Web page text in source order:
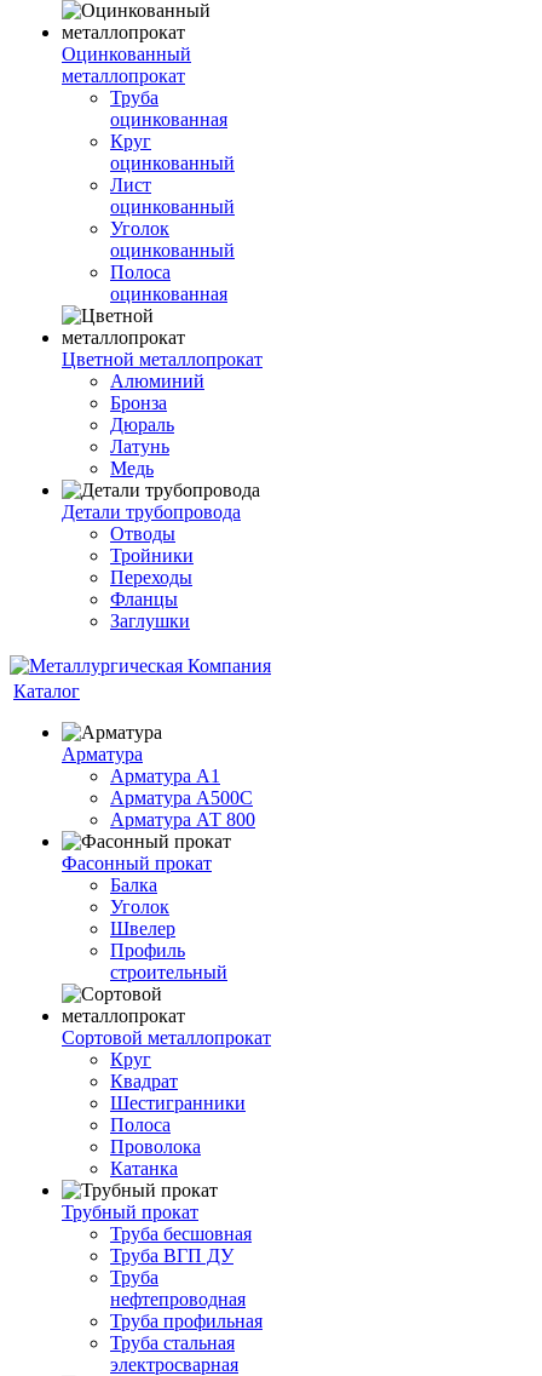
Оцинкованный
металлопрокат
Труба
оцинкованная
Круг
оцинкованный
Лист
оцинкованный
Уголок
оцинкованный
Полоса
оцинкованная
Цветной металлопрокат
Алюминий
Бронза
Дюраль
Латунь
Медь
Детали трубопровода
Отводы
Тройники
Переходы
Фланцы
Заглушки
Каталог
Арматура
Арматура А1
Арматура А500С
Арматура АТ 800
Фасонный прокат
Балка
Уголок
Швелер
Профиль
строительный
Сортовой металлопрокат
Круг
Квадрат
Шестигранники
Полоса
Проволока
Катанка
Трубный прокат
Труба бесшовная
Труба ВГП ДУ
Труба
нефтепроводная
Труба профильная
Труба стальная
электросварная